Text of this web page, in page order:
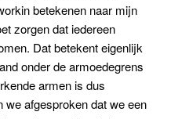
betekenen naar mijn
zorgen dat iedereen
Dat betekent eigenlijk
onder de armoedegrens
armen is dus
we afgesproken dat we een